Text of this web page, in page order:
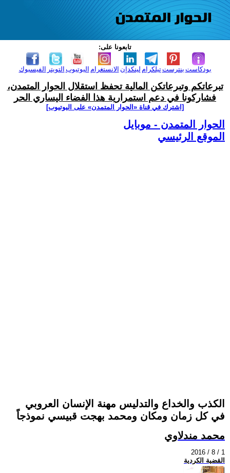
تابعونا على:
الفيسبوك التويتر اليوتيوب الانستغرام لينكدإن تيلكرامبنترست بودكاست
تبرعاتكم وتبرعاتكن المالية تحفظ استقلال الحوار المتمدن،
فشاركونا في دعم استمرارية هذا الفضاء اليساري الحر
[اشترك في قناة ‫«الحوار المتمدن» على اليوتيوب]
الحوار المتمدن - موبايل
الموقع الرئيسي
الكذب والخداع والتدليس مهنة الإنسان العروبي
في كل زمان ومكان ومحمد بهجت قبيسي نموذجاً
محمد مندلاوي
2016 / 8 / 1
القضية الكردية